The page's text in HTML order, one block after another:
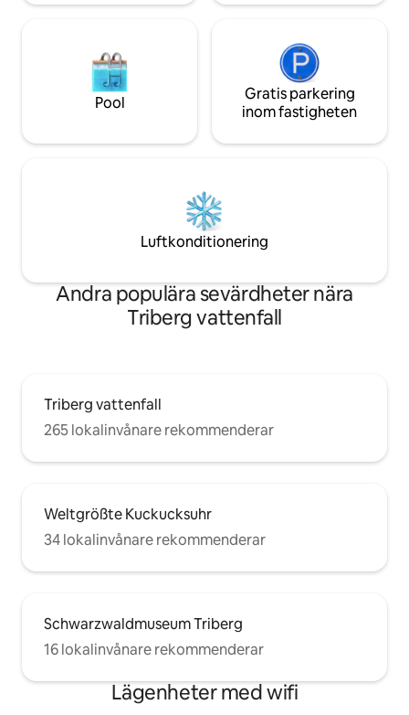
Pool
Gratis parkering
inom fastigheten
Luftkonditionering
Andra populära sevärdheter nära
Triberg vattenfall
Triberg vattenfall
265 lokalinvånare rekommenderar
Weltgrößte Kuckucksuhr
34 lokalinvånare rekommenderar
Schwarzwaldmuseum Triberg
16 lokalinvånare rekommenderar
Lägenheter med wifi